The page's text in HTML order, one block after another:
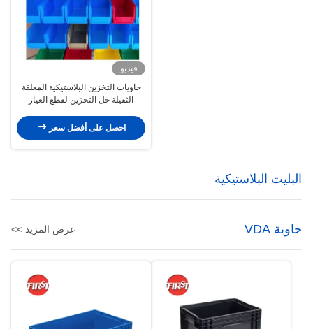
فيديو
حاويات التخزين البلاستيكية المعلقة
الثقيلة حل التخزين لقطع الغيار
احصل على أفضل سعر
البليت البلاستيكية
حاوية VDA عرض المزيد >>